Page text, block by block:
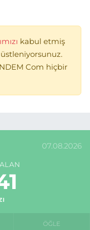
kabul etmiş
Com hiçbir
07.08.2026
ÖĞLE